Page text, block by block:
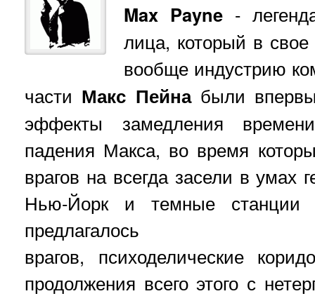
Max Payne -
лица, который в
вообще индустрию
части Макс Пейнабыли
эффекты замедления
падения Макса, во время
врагов на всегда засели в
Нью-Йорк и темные станции
предлагалось
врагов, психоделические
продолжения всего этого с